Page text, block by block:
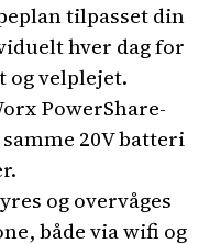
tilpasset din
hver dag for
velplejet.
PowerShare-
20V batteri
og overvåges
både via wifi og